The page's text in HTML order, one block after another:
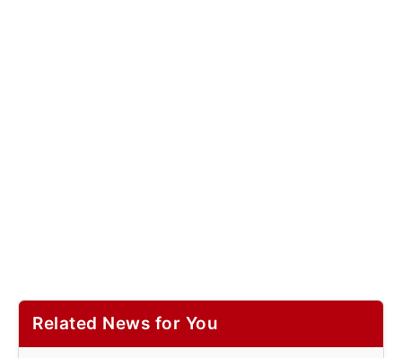
Related News for You